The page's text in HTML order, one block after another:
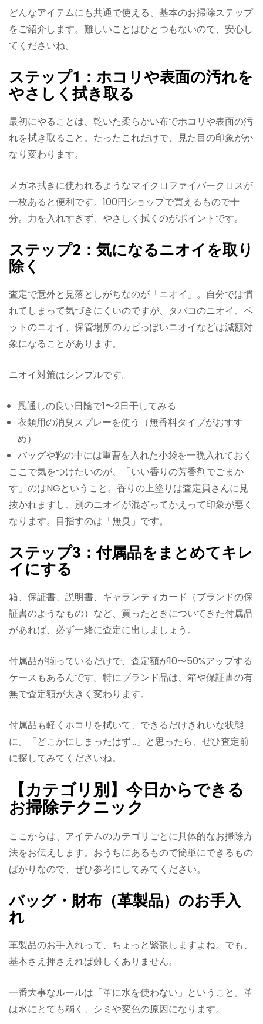
どんなアイテムにも共通で使える、基本のお掃除ステップ
をご紹介します。難しいことはひとつもないので、安心し
てくださいね。
ステップ1：ホコリや表面の汚れを
やさしく拭き取る
最初にやることは、乾いた柔らかい布でホコリや表面の汚
れを拭き取ること。たったこれだけで、見た目の印象がか
なり変わります。
メガネ拭きに使われるようなマイクロファイバークロスが
一枚あると便利です。100円ショップで買えるもので十
分。力を入れすぎず、やさしく拭くのがポイントです。
ステップ2：気になるニオイを取り
除く
査定で意外と見落としがちなのが「ニオイ」。自分では慣
れてしまって気づきにくいのですが、タバコのニオイ、ペ
ットのニオイ、保管場所のカビっぽいニオイなどは減額対
象になることがあります。
ニオイ対策はシンプルです。
風通しの良い日陰で1〜2日干してみる
衣類用の消臭スプレーを使う（無香料タイプがおすす
め）
バッグや靴の中には重曹を入れた小袋を一晩入れておく
ここで気をつけたいのが、「いい香りの芳香剤でごまか
す」のはNGということ。香りの上塗りは査定員さんに見
抜かれますし、別のニオイが混ざってかえって印象が悪く
なります。目指すのは「無臭」です。
ステップ3：付属品をまとめてキレ
イにする
箱、保証書、説明書、ギャランティカード（ブランドの保
証書のようなもの）など、買ったときについてきた付属品
があれば、必ず一緒に査定に出しましょう。
付属品が揃っているだけで、査定額が10〜50%アップする
ケースもあるんです。特にブランド品は、箱や保証書の有
無で査定額が大きく変わります。
付属品も軽くホコリを拭いて、できるだけきれいな状態
に。「どこかにしまったはず…」と思ったら、ぜひ査定前
に探してみてくださいね。
【カテゴリ別】今日からできる
お掃除テクニック
ここからは、アイテムのカテゴリごとに具体的なお掃除方
法をお伝えします。おうちにあるもので簡単にできるもの
ばかりなので、ぜひ参考にしてみてください。
バッグ・財布（革製品）のお手入
れ
革製品のお手入れって、ちょっと緊張しますよね。でも、
基本さえ押さえれば難しくありません。
一番大事なルールは「革に水を使わない」ということ。革
は水にとても弱く、シミや変色の原因になります。